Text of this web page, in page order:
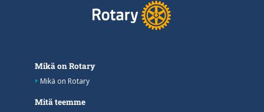
Mikä on Rotary
Mikä on Rotary
Mitä teemme